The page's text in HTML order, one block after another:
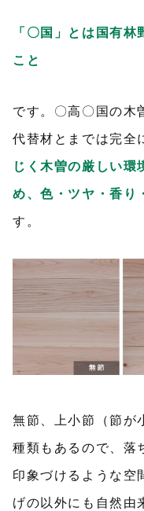
「〇国 」 とは国有林
こと
です。〇高〇国の木
代替材とまでは完全
じく木曽の厳しい環
め、色・ツヤ・香り
す。
無節、上小節（節が
種類もあるので、落
印象づけるような空
げの以外にも自然由